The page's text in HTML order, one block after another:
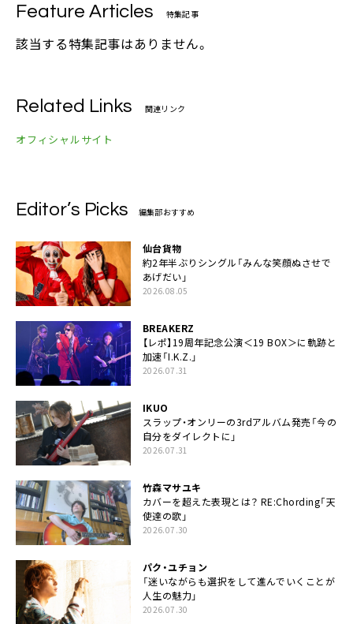
Feature Articles 特集記事
該当する特集記事はありません。
Related Links 関連リンク
オフィシャルサイト
Editor’s Picks 編集部おすすめ
仙台貨物
約2年半ぶりシングル「みんな笑顔ぬさせで
あげだい」
2026.08.05
BREAKERZ
【レポ】19周年記念公演＜19 BOX＞に軌跡と
加速「I.K.Z.」
2026.07.31
IKUO
スラップ・オンリーの3rdアルバム発売「今の
自分をダイレクトに」
2026.07.31
竹森マサユキ
カバーを超えた表現とは？ RE:Chording「天
使達の歌」
2026.07.30
パク・ユチョン
「迷いながらも選択をして進んでいくことが
人生の魅力」
2026.07.30